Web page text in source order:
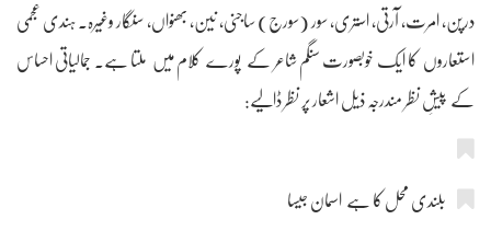
درپن، امرت، آرتی، استری، سور (سورج) ساجنی، نین، بھنواں، سنگار وغیرہ۔ ہندی عجمی
استعاروں کا ایک خوبصورت سنگم شاعر کے پورے کلام میں ملتا ہے۔ جمالیاتی احساس
کے پیشِ نظر مندرجہ ذیل اشعار پر نظر ڈالیے:
بلندی محل کا ہے اسمان جیسا